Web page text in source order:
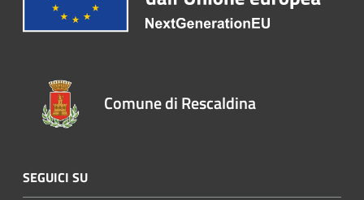
Comune di Rescaldina
SEGUICI SU